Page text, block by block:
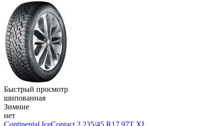
Быстрый просмотр
шипованная
Зимние
нет
Continental IceContact 2 235/45 R17 97T XL